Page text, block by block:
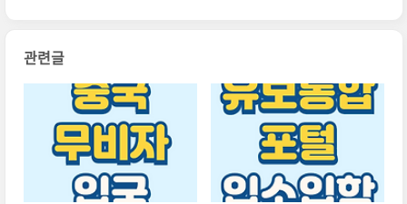
관련글